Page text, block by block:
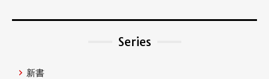
Series
新書